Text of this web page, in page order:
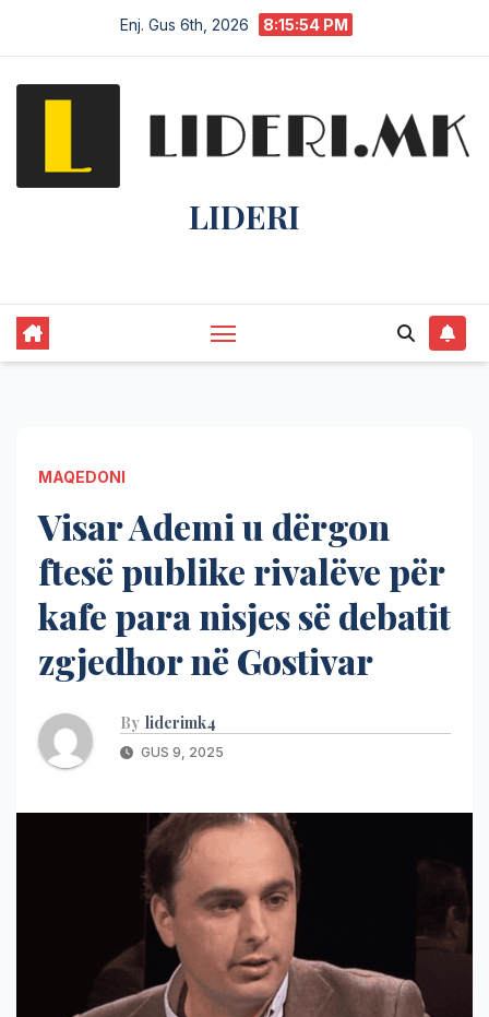
Enj. Gus 6th, 2026 8:15:54 PM
LIDERI
MAQEDONI
Visar Ademi u dërgon
ftesë publike rivalëve për
kafe para nisjes së debatit
zgjedhor në Gostivar
By liderimk4
GUS 9, 2025